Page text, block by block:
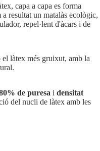
capa a capa es forma
a resultat un matalàs ecològic,
repel·lent d'àcars i de
làtex més gruixut, amb la
de puresa i densitat
del nucli de làtex amb les